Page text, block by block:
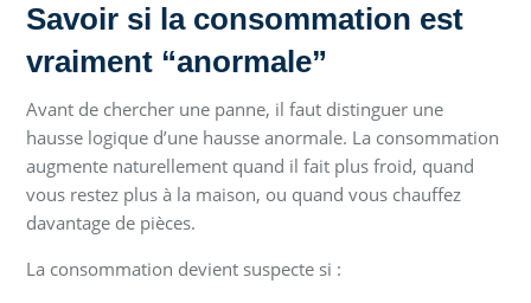
Savoir si la consommation est
vraiment “anormale”
Avant de chercher une panne, il faut distinguer une
hausse logique d’une hausse anormale. La consommation
augmente naturellement quand il fait plus froid, quand
vous restez plus à la maison, ou quand vous chauffez
davantage de pièces.
La consommation devient suspecte si :